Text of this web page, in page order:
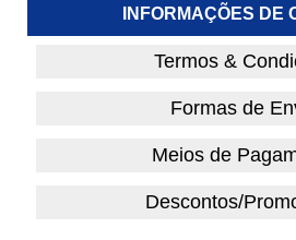
INFORMAÇÕES DE
Termos &
Formas de
Meios de
Descontos/